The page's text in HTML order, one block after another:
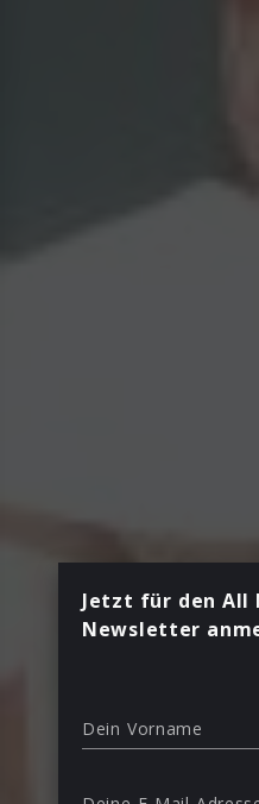
Jetzt für den All
Newsletter
Dein Vorname